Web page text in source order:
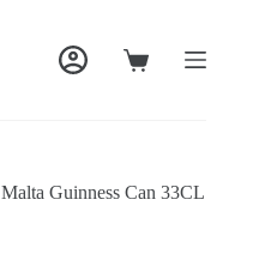
Panier
Malta Guinness Can 33CL